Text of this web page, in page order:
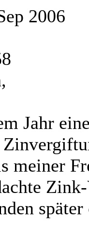
2006
Jahr
meiner